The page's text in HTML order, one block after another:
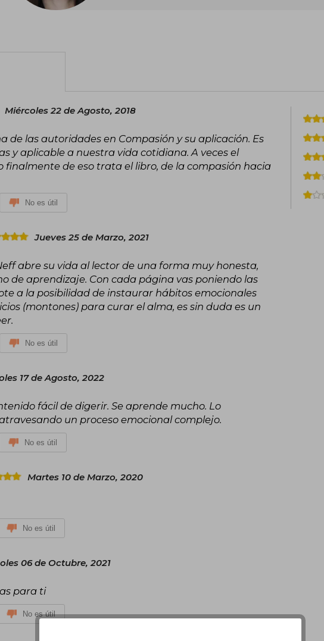
Miércoles 22 de Agosto, 2018
de las autoridades en Compasión y su aplicación. Es
y aplicable a nuestra vida cotidiana. A veces el
de eso trata el libro, de la compasión hacia
No es útil
Jueves 25 de Marzo, 2021
abre su vida al lector de una forma muy honesta,
de aprendizaje. Con cada página vas poniendo las
a la posibilidad de instaurar hábitos emocionales
(montones) para curar el alma, es sin duda es un
No es útil
17 de Agosto, 2022
fácil de digerir. Se aprende mucho. Lo
un proceso emocional complejo.
No es útil
Martes 10 de Marzo, 2020
No es útil
06 de Octubre, 2021
para ti
No es útil